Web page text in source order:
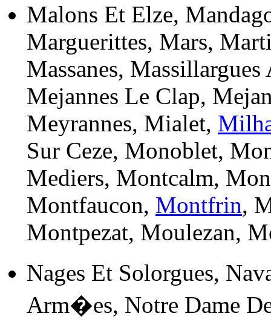
Malons Et Elze,
Marguerittes, Mars,
Massanes,
Mejannes Le Clap,
Meyrannes, Mialet,
Sur Ceze, Monoblet,
Mediers, Montcalm,
Montfaucon, Montfrin,
Montpezat, Moulezan,
Nages Et Solorgues,
Arm�es, Notre Dame